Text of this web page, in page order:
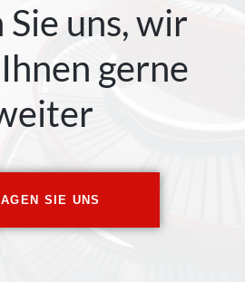
Sie uns, wir
gerne
SIE UNS